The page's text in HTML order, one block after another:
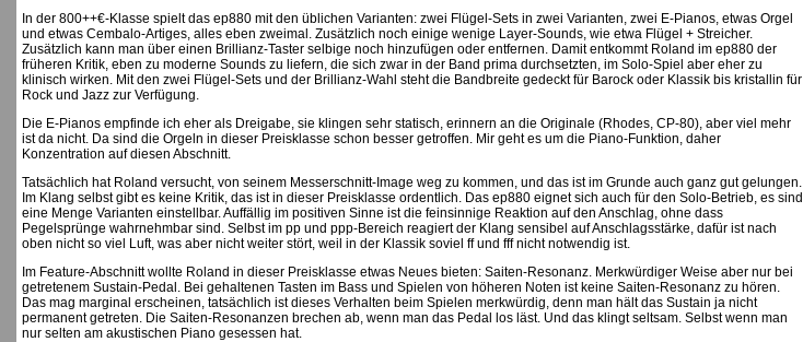
In der 800++€-Klasse spielt das ep880 mit den üblichen Varianten: zwei Flügel-Sets in zwei Varianten, zwei E-Pianos, etwas Orgel
und etwas Cembalo-Artiges, alles eben zweimal. Zusätzlich noch einige wenige Layer-Sounds, wie etwa Flügel + Streicher.
Zusätzlich kann man über einen Brillianz-Taster selbige noch hinzufügen oder entfernen. Damit entkommt Roland im ep880 der
früheren Kritik, eben zu moderne Sounds zu liefern, die sich zwar in der Band prima durchsetzten, im Solo-Spiel aber eher zu
klinisch wirken. Mit den zwei Flügel-Sets und der Brillianz-Wahl steht die Bandbreite gedeckt für Barock oder Klassik bis kristallin für
Rock und Jazz zur Verfügung.
Die E-Pianos empfinde ich eher als Dreigabe, sie klingen sehr statisch, erinnern an die Originale (Rhodes, CP-80), aber viel mehr
ist da nicht. Da sind die Orgeln in dieser Preisklasse schon besser getroffen. Mir geht es um die Piano-Funktion, daher
Konzentration auf diesen Abschnitt.
Tatsächlich hat Roland versucht, von seinem Messerschnitt-Image weg zu kommen, und das ist im Grunde auch ganz gut gelungen.
Im Klang selbst gibt es keine Kritik, das ist in dieser Preisklasse ordentlich. Das ep880 eignet sich auch für den Solo-Betrieb, es sind
eine Menge Varianten einstellbar. Auffällig im positiven Sinne ist die feinsinnige Reaktion auf den Anschlag, ohne dass
Pegelsprünge wahrnehmbar sind. Selbst im pp und ppp-Bereich reagiert der Klang sensibel auf Anschlagsstärke, dafür ist nach
oben nicht so viel Luft, was aber nicht weiter stört, weil in der Klassik soviel ff und fff nicht notwendig ist.
Im Feature-Abschnitt wollte Roland in dieser Preisklasse etwas Neues bieten: Saiten-Resonanz. Merkwürdiger Weise aber nur bei
getretenem Sustain-Pedal. Bei gehaltenen Tasten im Bass und Spielen von höheren Noten ist keine Saiten-Resonanz zu hören.
Das mag marginal erscheinen, tatsächlich ist dieses Verhalten beim Spielen merkwürdig, denn man hält das Sustain ja nicht
permanent getreten. Die Saiten-Resonanzen brechen ab, wenn man das Pedal los läst. Und das klingt seltsam. Selbst wenn man
nur selten am akustischen Piano gesessen hat.